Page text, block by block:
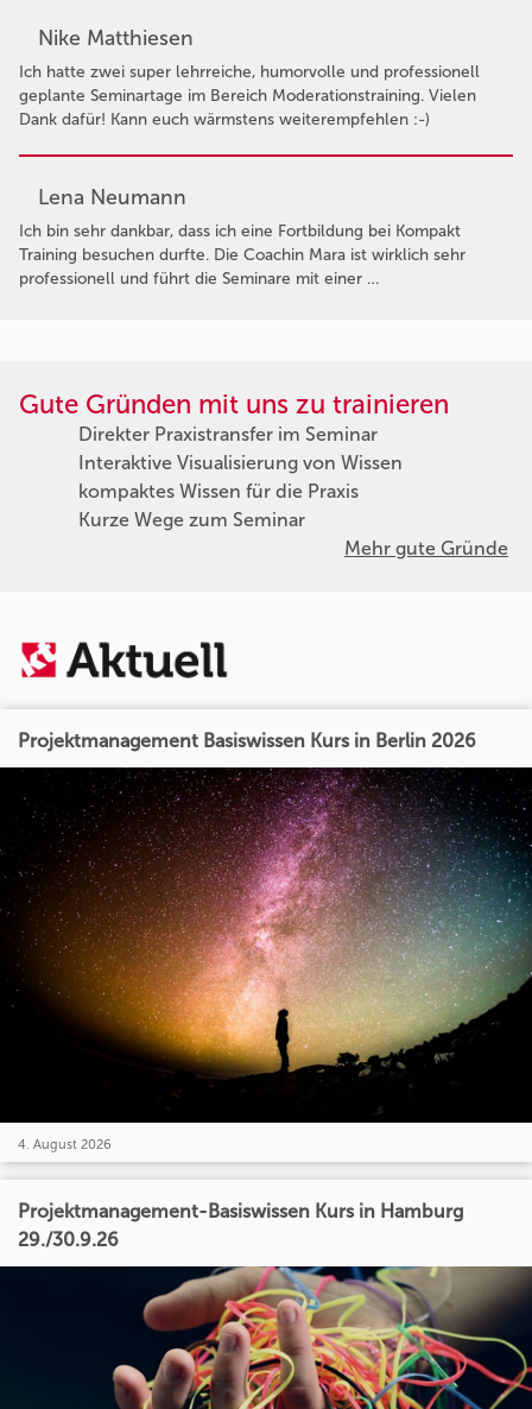
Nike Matthiesen
Ich hatte zwei super lehrreiche, humorvolle und professionell
geplante Seminartage im Bereich Moderationstraining. Vielen
Dank dafür! Kann euch wärmstens weiterempfehlen :-)
Lena Neumann
Ich bin sehr dankbar, dass ich eine Fortbildung bei Kompakt
Training besuchen durfte. Die Coachin Mara ist wirklich sehr
professionell und führt die Seminare mit einer …
Gute Gründen mit uns zu trainieren
Direkter Praxistransfer im Seminar
Interaktive Visualisierung von Wissen
kompaktes Wissen für die Praxis
Kurze Wege zum Seminar
Mehr gute Gründe
Projektmanagement Basiswissen Kurs in Berlin 2026
4. August 2026
Projektmanagement-Basiswissen Kurs in Hamburg
29./30.9.26